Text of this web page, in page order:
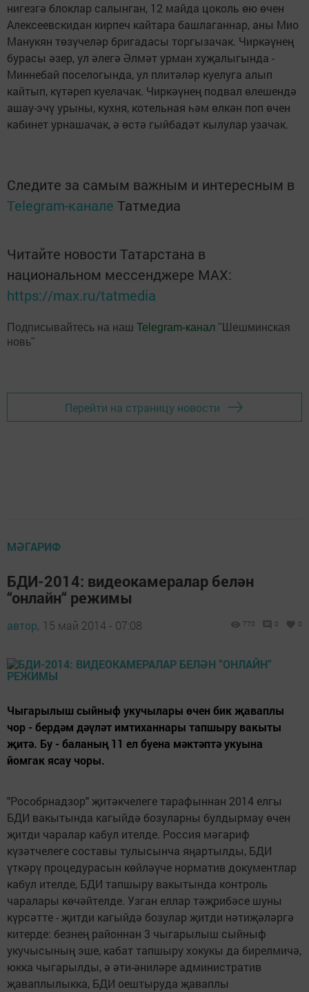
нигезгә блоклар салынган, 12 майда цоколь өю өчен
Алексеевскидан кирпеч кайтара башлаганнар, аны Мио
Манукян төзүчеләр бригадасы торгызачак. Чиркәүнең
бурасы әзер, ул әлегә Әлмәт урман хуҗалыгында -
Миннебай поселогында, ул плитәләр куелуга алып
кайтып, күтәреп куелачак. Чиркәүнең подвал өлешендә
ашау-эчү урыны, кухня, котельная һәм өлкән поп өчен
кабинет урнашачак, ә өстә гыйбадәт кылулар узачак.
Следите за самым важным и интересным в
Telegram-канале Татмедиа
Читайте новости Татарстана в
национальном мессенджере MАХ:
https://max.ru/tatmedia
Подписывайтесь на наш Telegram-канал "Шешминская
новь"
Перейти на страницу новости
МӘГАРИФ
БДИ-2014: видеокамералар белән
“онлайн“ режимы
автор, 15 май 2014 - 07:08 770 0 0
Чыгарылыш сыйныф укучылары өчен бик җаваплы
чор - бердәм дәүләт имтиханнары тапшыру вакыты
җитә. Бу - баланың 11 ел буена мәктәптә укуына
йомгак ясау чоры.
"Рособрнадзор" җитәкчелеге тарафыннан 2014 елгы
БДИ вакытында кагыйдә бозуларны булдырмау өчен
җитди чаралар кабул ителде. Россия мәгариф
күзәтчелеге составы тулысынча яңартылды, БДИ
үткәрү процедурасын көйләүче норматив документлар
кабул ителде, БДИ тапшыру вакытында контроль
чаралары көчәйтелде. Узган еллар тәҗрибәсе шуны
күрсәтте - җитди кагыйдә бозулар җитди нәтиҗәләргә
китерде: безнең районнан 3 чыгарылыш сыйныф
укучысының эше, кабат тапшыру хокукы да бирелмичә,
юкка чыгарылды, ә әти-әниләре административ
җаваплылыкка, БДИ оештыруда җаваплы